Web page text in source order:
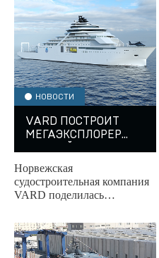
НОВОСТИ
VARD ПОСТРОИТ
МЕГАЭКСПЛОРЕР
Норвежская
судостроительная компания
VARD поделилась
исследовательском судне,
которое строится для Inkfish
— частной...